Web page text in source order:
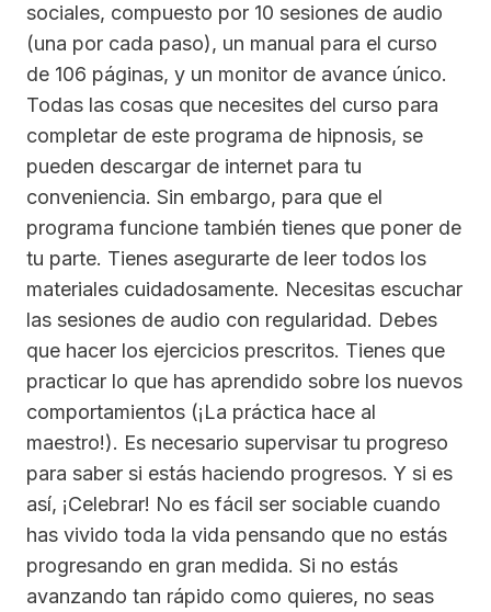
sociales, compuesto por 10 sesiones de audio
(una por cada paso), un manual para el curso
de 106 páginas, y un monitor de avance único.
Todas las cosas que necesites del curso para
completar de este programa de hipnosis, se
pueden descargar de internet para tu
conveniencia. Sin embargo, para que el
programa funcione también tienes que poner de
tu parte. Tienes asegurarte de leer todos los
materiales cuidadosamente. Necesitas escuchar
las sesiones de audio con regularidad. Debes
que hacer los ejercicios prescritos. Tienes que
practicar lo que has aprendido sobre los nuevos
comportamientos (¡La práctica hace al
maestro!). Es necesario supervisar tu progreso
para saber si estás haciendo progresos. Y si es
así, ¡Celebrar! No es fácil ser sociable cuando
has vivido toda la vida pensando que no estás
progresando en gran medida. Si no estás
avanzando tan rápido como quieres, no seas